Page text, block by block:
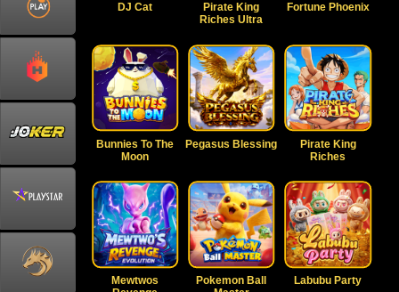
DJ Cat
Pirate King
Riches Ultra
Fortune Phoenix
Bunnies To The
Moon
Pegasus Blessing
Pirate King
Riches
Mewtwos
Pokemon Ball
Labubu Party